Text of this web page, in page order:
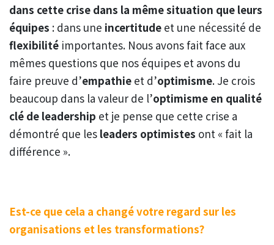
dans cette crise dans la même situation que leurs
équipes : dans une incertitude et une nécessité de
flexibilité importantes. Nous avons fait face aux
mêmes questions que nos équipes et avons du
faire preuve d’empathie et d’optimisme. Je crois
beaucoup dans la valeur de l’optimisme en qualité
clé de leadership et je pense que cette crise a
démontré que les leaders optimistes ont « fait la
différence ».
Est-ce que cela a changé votre regard sur les
organisations et les transformations?